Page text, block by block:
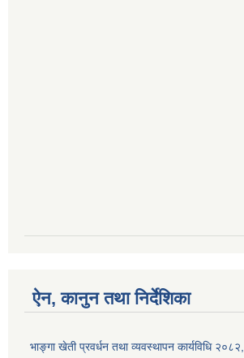
ऐन, कानुन तथा निर्देशिका
भाङ्गा खेती प्रवर्धन तथा व्यवस्थापन कार्यविधि २०८२,